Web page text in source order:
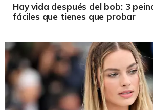
Hay vida después del bob: 3
fáciles que tienes que probar